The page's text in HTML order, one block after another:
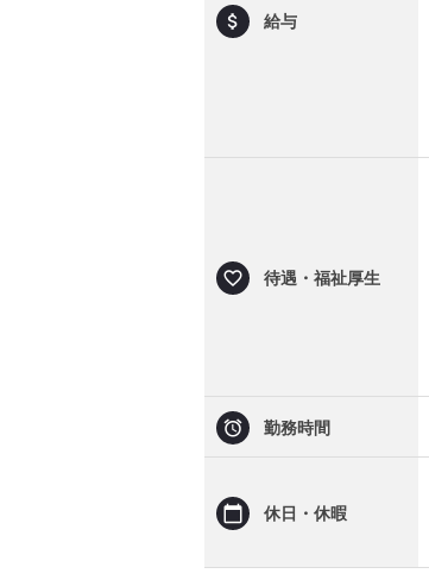
給与
待遇・福祉厚生
勤務時間
休日・休暇